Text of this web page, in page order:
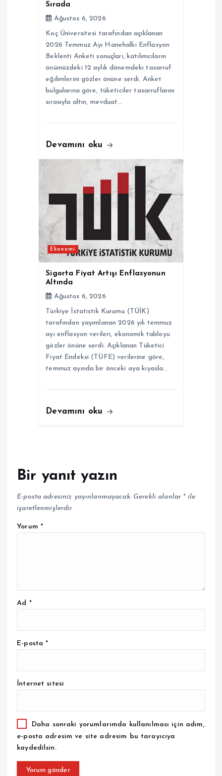
Sırada
Ağustos 6, 2026
Koç Üniversitesi tarafından açıklanan
2026 Temmuz Ayı Hanehalkı Enflasyon
Beklenti Anketi sonuçları, katılımcıların
önümüzdeki 12 aylık dönemdeki tasarruf
eğilimlerini gözler önüne serdi. Anket
bulgularına göre, tüketiciler tasarruflarını
sırasıyla altın, mevduat…
Devamını oku
Ekonomi
Sigorta Fiyat Artışı Enflasyonun
Altında
Ağustos 6, 2026
Türkiye İstatistik Kurumu (TÜİK)
tarafından yayımlanan 2026 yılı temmuz
ayı enflasyon verileri, ekonomik tabloyu
gözler önüne serdi. Açıklanan Tüketici
Fiyat Endeksi (TÜFE) verilerine göre,
temmuz ayında bir önceki aya kıyasla…
Devamını oku
Bir yanıt yazın
E-posta adresiniz yayınlanmayacak. Gerekli alanlar *ile
işaretlenmişlerdir
Yorum *
Ad *
E-posta*
İnternet sitesi
Daha sonraki yorumlarımda kullanılması için adım,
e-posta adresim ve site adresim bu tarayıcıya
kaydedilsin.